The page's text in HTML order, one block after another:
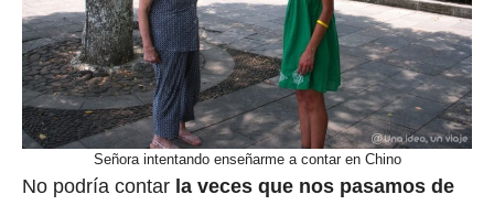
Señora intentando enseñarme a contar en Chino
No podría contar la veces que nos pasamos de